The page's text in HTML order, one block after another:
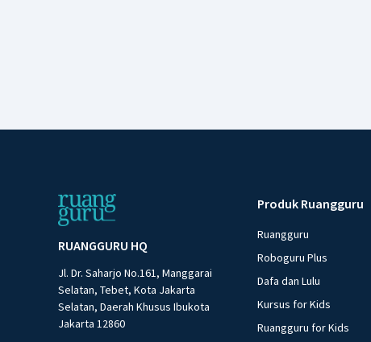
RUANGGURU HQ
Jl. Dr. Saharjo No.161, Manggarai
Selatan, Tebet, Kota Jakarta
Selatan, Daerah Khusus Ibukota
Jakarta 12860
Produk Ruangguru
Ruangguru
Roboguru Plus
Dafa dan Lulu
Kursus for Kids
Ruangguru for Kids